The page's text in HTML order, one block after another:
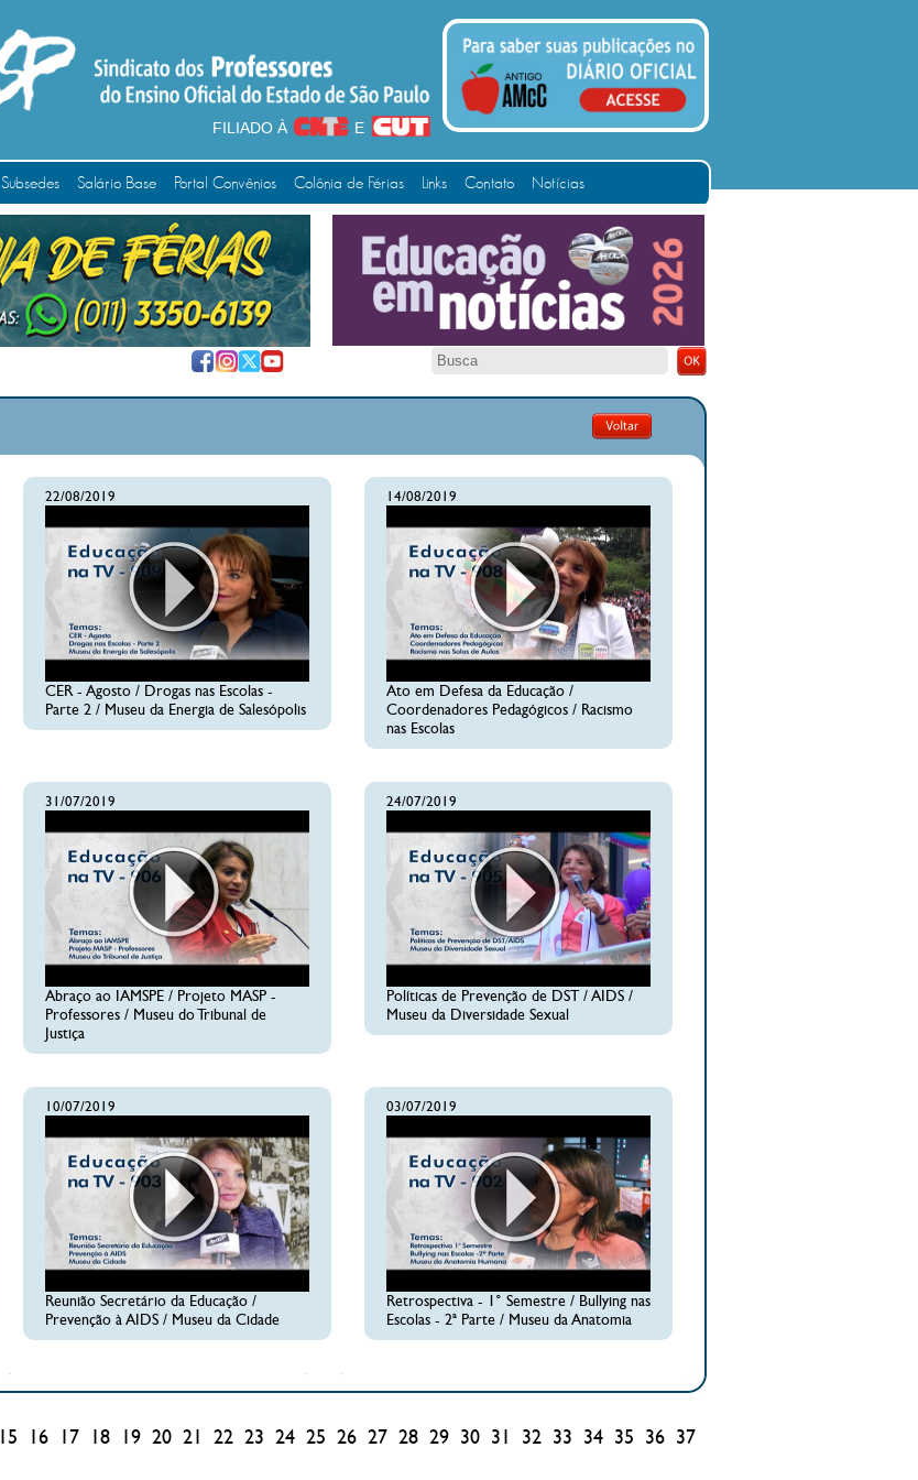
FILIADO À E
Subsedes Salário Base Portal Convênios Colônia de Férias Links Contato Notícias
22/08/2019
CER - Agosto / Drogas nas Escolas -
Parte 2 / Museu da Energia de Salesópolis
14/08/2019
Ato em Defesa da Educação /
Coordenadores Pedagógicos / Racismo
nas Escolas
31/07/2019
Abraço ao IAMSPE / Projeto MASP -
Professores / Museu do Tribunal de
Justiça
24/07/2019
Políticas de Prevenção de DST / AIDS /
Museu da Diversidade Sexual
10/07/2019
Reunião Secretário da Educação /
Prevenção à AIDS / Museu da Cidade
03/07/2019
Retrospectiva - 1° Semestre / Bullying nas
Escolas - 2ª Parte / Museu da Anatomia
15 16 17 18 19 20 21 22 23 24 25 26 27 28 29 30 31 32 33 34 35 36 37